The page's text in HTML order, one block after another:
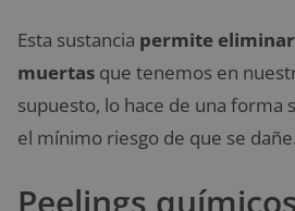
Esta sustancia permite
muertas que tenemos en
supuesto, lo hace de una forma
el mínimo riesgo de que se dañe.